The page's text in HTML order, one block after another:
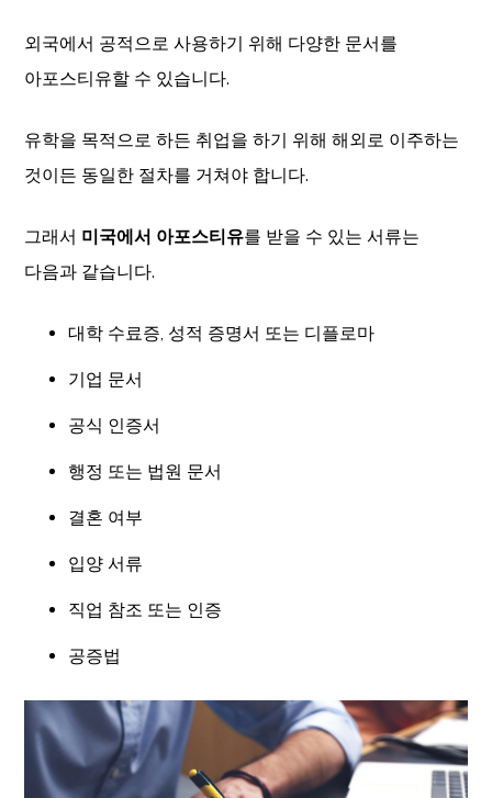
외국에서 공적으로 사용하기 위해 다양한 문서를
아포스티유할 수 있습니다.
유학을 목적으로 하든 취업을 하기 위해 해외로 이주하는
것이든 동일한 절차를 거쳐야 합니다.
그래서 미국에서 아포스티유를 받을 수 있는 서류는
다음과 같습니다.
대학 수료증, 성적 증명서 또는 디플로마
기업 문서
공식 인증서
행정 또는 법원 문서
결혼 여부
입양 서류
직업 참조 또는 인증
공증법